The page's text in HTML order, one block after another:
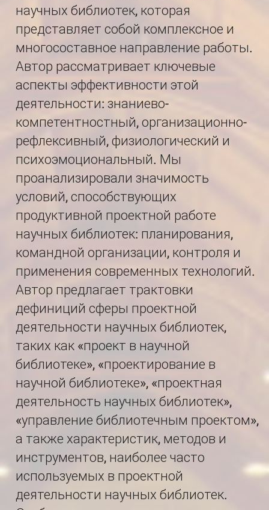
научных библиотек, которая
представляет собой комплексное и
многосоставное направление работы.
Автор рассматривает ключевые
аспекты эффективности этой
деятельности: знаниево-
компетентностный, организационно-
рефлексивный, физиологический и
психоэмоциональный. Мы
проанализировали значимость
условий, способствующих
продуктивной проектной работе
научных библиотек: планирования,
командной организации, контроля и
применения современных технологий.
Автор предлагает трактовки
дефиниций сферы проектной
деятельности научных библиотек,
таких как «проект в научной
библиотеке», «проектирование в
научной библиотеке», «проектная
деятельность научных библиотек»,
«управление библиотечным проектом»,
а также характеристик, методов и
инструментов, наиболее часто
используемых в проектной
деятельности научных библиотек.